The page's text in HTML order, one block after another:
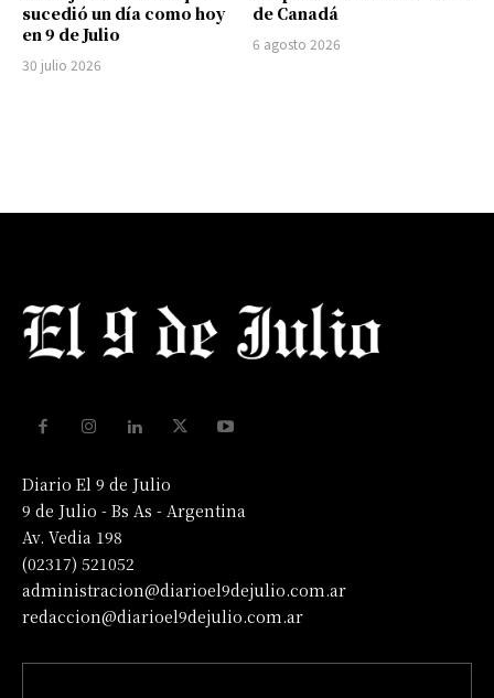
sucedió un día como hoy
en 9 de Julio
30 julio 2026
de Canadá
6 agosto 2026
Diario El 9 de Julio
9 de Julio - Bs As - Argentina
Av. Vedia 198
(02317) 521052
administracion@diarioel9dejulio.com.ar
redaccion@diarioel9dejulio.com.ar